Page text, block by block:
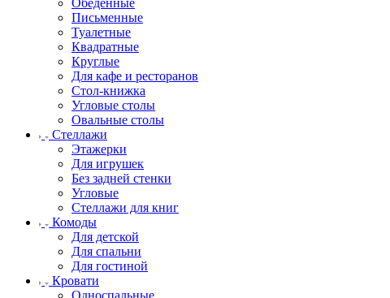
Обеденные
Письменные
Туалетные
Квадратные
Круглые
Для кафе и ресторанов
Стол-книжка
Угловые столы
Овальные столы
Стеллажи
Этажерки
Для игрушек
Без задней стенки
Угловые
Стеллажи для книг
Комоды
Для детской
Для спальни
Для гостиной
Кровати
Односпальные